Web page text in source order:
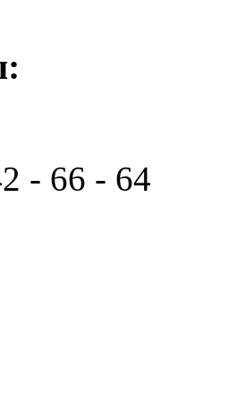
- 66 - 64